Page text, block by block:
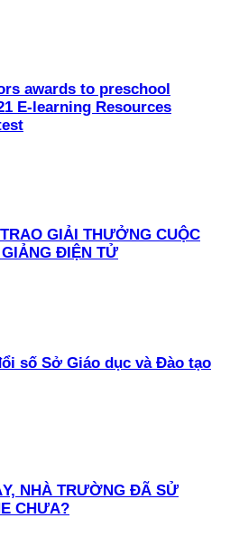
awards to preschool
E-learning Resources
GIẢI THƯỞNG CUỘC
ĐIỆN TỬ
số Sở Giáo dục và Đào tạo
NHÀ TRƯỜNG ĐÃ SỬ
CHƯA?